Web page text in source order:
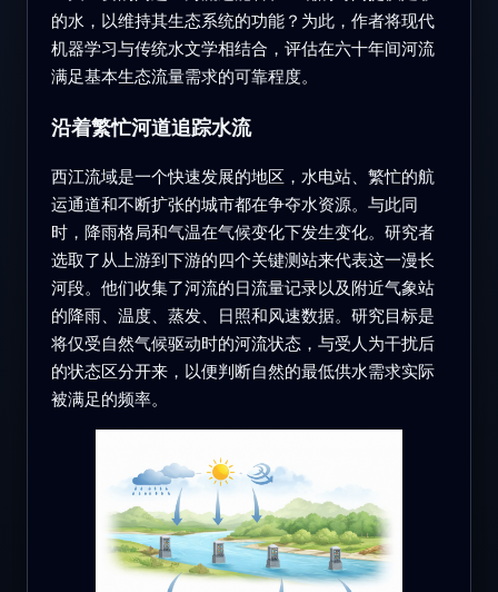
的水，以维持其生态系统的功能？为此，作者将现代
机器学习与传统水文学相结合，评估在六十年间河流
满足基本生态流量需求的可靠程度。
沿着繁忙河道追踪水流
西江流域是一个快速发展的地区，水电站、繁忙的航
运通道和不断扩张的城市都在争夺水资源。与此同
时，降雨格局和气温在气候变化下发生变化。研究者
选取了从上游到下游的四个关键测站来代表这一漫长
河段。他们收集了河流的日流量记录以及附近气象站
的降雨、温度、蒸发、日照和风速数据。研究目标是
将仅受自然气候驱动时的河流状态，与受人为干扰后
的状态区分开来，以便判断自然的最低供水需求实际
被满足的频率。